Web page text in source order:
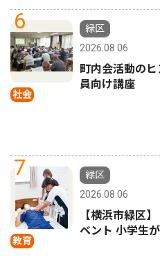
6
社会
緑区
2026.08.06
町内会活動の
員向け講座
7
教育
緑区
2026.08.06
【横浜市緑区
ベント 小学生